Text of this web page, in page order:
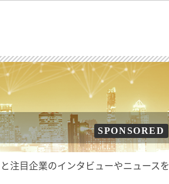
SPONSORED
注目企業のインタビューやニュースを